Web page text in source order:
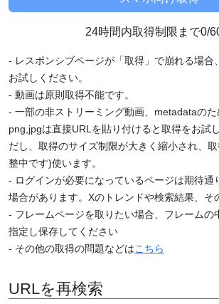
24時間内取得制限まで0/
- レスポンシブページが「取得」で崩れる場合
お試しください。
- 動画は原則取得不能です。
- 一部の非ストリーミング動画、metadataの
png,jpgは直接URLを貼り付けると取得をお試
だし、取得のサイズ制限が大きく縮小され、
整中です)使います。
- ログインが必要になっているページは期待通
場合があります。Xのトレンドや検索結果、そ
- フレームページを取りたい場合、フレームの
指定し保存してください
- その他の取得の問題などはこちら
URLを再検索